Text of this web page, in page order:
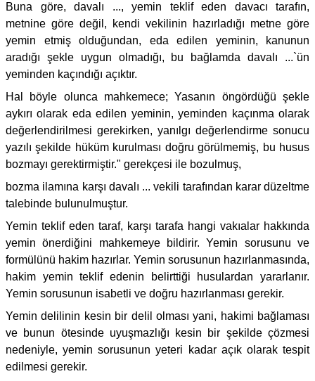
Buna göre, davalı ..., yemin teklif eden davacı tarafın,
metnine göre değil, kendi vekilinin hazırladığı metne göre
yemin etmiş olduğundan, eda edilen yeminin, kanunun
aradığı şekle uygun olmadığı, bu bağlamda davalı ...`ün
yeminden kaçındığı açıktır.
Hal böyle olunca mahkemece; Yasanın öngördüğü şekle
aykırı olarak eda edilen yeminin, yeminden kaçınma olarak
değerlendirilmesi gerekirken, yanılgı değerlendirme sonucu
yazılı şekilde hüküm kurulması doğru görülmemiş, bu husus
bozmayı gerektirmiştir." gerekçesi ile bozulmuş,
bozma ilamına karşı davalı ... vekili tarafından karar düzeltme
talebinde bulunulmuştur.
Yemin teklif eden taraf, karşı tarafa hangi vakıalar hakkında
yemin önerdiğini mahkemeye bildirir. Yemin sorusunu ve
formülünü hakim hazırlar. Yemin sorusunun hazırlanmasında,
hakim yemin teklif edenin belirttiği husulardan yararlanır.
Yemin sorusunun isabetli ve doğru hazırlanması gerekir.
Yemin delilinin kesin bir delil olması yani, hakimi bağlaması
ve bunun ötesinde uyuşmazlığı kesin bir şekilde çözmesi
nedeniyle, yemin sorusunun yeteri kadar açık olarak tespit
edilmesi gerekir.